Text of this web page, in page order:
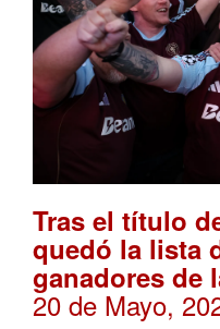
Tras el título
quedó la lista
ganadores de
20 de Mayo,